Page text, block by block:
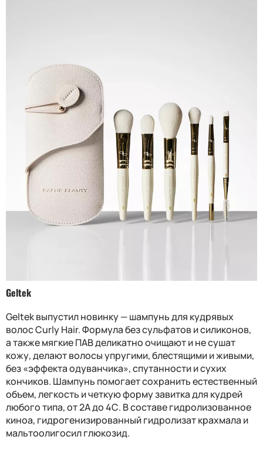
Geltek
Geltek выпустил новинку — шампунь для кудрявых
волос Curly Hair. Формула без сульфатов и силиконов,
а также мягкие ПАВ деликатно очищают и не сушат
кожу, делают волосы упругими, блестящими и живыми,
без «эффекта одуванчика», спутанности и сухих
кончиков. Шампунь помогает сохранить естественный
объем, легкость и четкую форму завитка для кудрей
любого типа, от 2A до 4С. В составе гидролизованное
киноа, гидрогенизированный гидролизат крахмала и
мальтоолигосил глюкозид.